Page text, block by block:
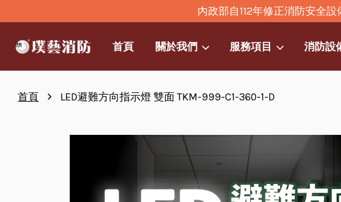
內政部自112年修正消防安全
首頁 關於我們 服務項目 消防設
首頁 › LED避難方向指示燈 雙面 TKM-999-C1-360-1-D